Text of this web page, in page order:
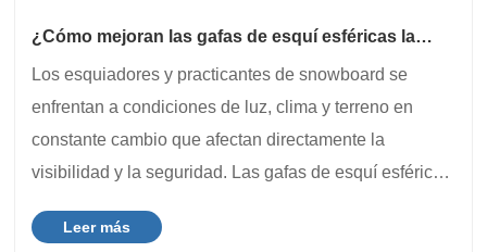
¿Cómo mejoran las gafas de esquí esféricas la
Los esquiadores y practicantes de snowboard se
enfrentan a condiciones de luz, clima y terreno en
constante cambio que afectan directamente la
visibilidad y la seguridad. Las gafas de esquí esféricas
entusiastas de los deportes de invierno debido a ......
Leer más